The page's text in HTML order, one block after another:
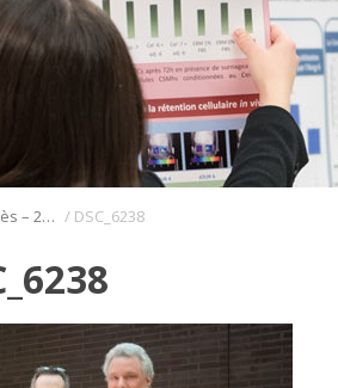
Photos du 48e congrès – 2015 / DSC_6238